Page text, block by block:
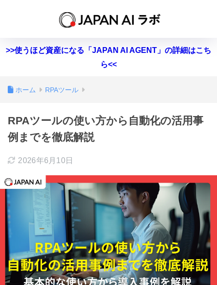
>>使うほど資産になる「JAPAN AI AGENT」の詳細はこち
ら<<
ホーム RPAツール
RPAツールの使い方から自動化の活用事
例までを徹底解説
2026年6月10日